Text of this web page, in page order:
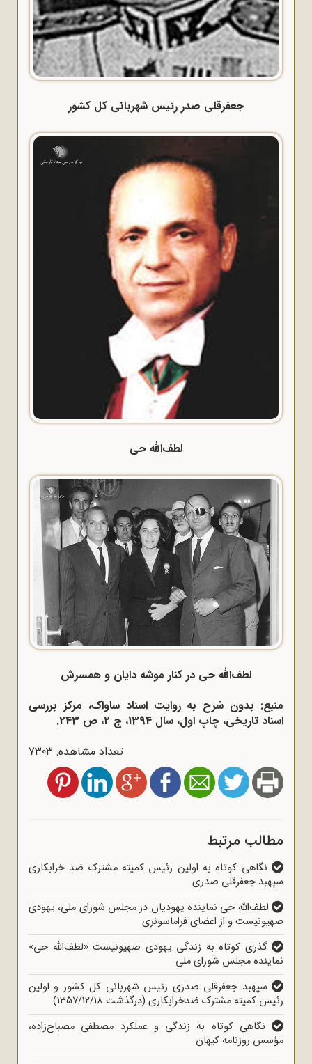
جعفرقلی صدر رئیس شهربانی کل کشور
لطف‌الله حی
لطف‌الله حی در کنار موشه دایان و همسرش
منبع: بدون شرح به روایت اسناد ساواک، مرکز بررسی
اسناد تاریخی، چاپ اول، سال 1394، ج 2، ص 243.
تعداد مشاهده: 7303
مطالب مرتبط
نگاهی کوتاه به اولین رئیس کمیته مشترک ضد خرابکاری
سپهبد جعفرقلی صدری
لطف‌الله حی نماینده یهودیان در مجلس شورای ملی، یهودی
صهیونیست و از اعضای فراماسونری
گذری کوتاه به زندگی یهودی صهیونیست «لطف‌الله حی»
نماینده مجلس شورای ملی
سپهبد جعفرقلی صدری رئیس شهربانی کل کشور و اولین
رئیس کمیته مشترک ضدخرابکاری (درگذشت 1357/12/18)
نگاهی کوتاه به زندگی و عملکرد مصطفی مصباح‌زاده،
مؤسس روزنامه کیهان